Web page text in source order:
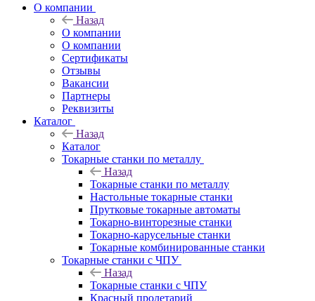
О компании
Назад
О компании
О компании
Сертификаты
Отзывы
Вакансии
Партнеры
Реквизиты
Каталог
Назад
Каталог
Токарные станки по металлу
Назад
Токарные станки по металлу
Настольные токарные станки
Прутковые токарные автоматы
Токарно-винторезные станки
Токарно-карусельные станки
Токарные комбинированные станки
Токарные станки с ЧПУ
Назад
Токарные станки с ЧПУ
Красный пролетарий